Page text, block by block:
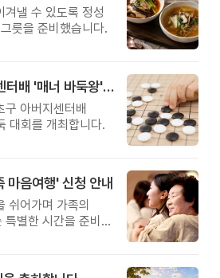
겨낼 수 있도록 정성
릇을 준비했습니다.
제3회 서초구 아버지센터배 '매너 바둑왕' 대회
아버지센터배
대회를 개최합니다.
마음여행' 신청 안내
쉬어가며 가족의
별한 시간을 준비해